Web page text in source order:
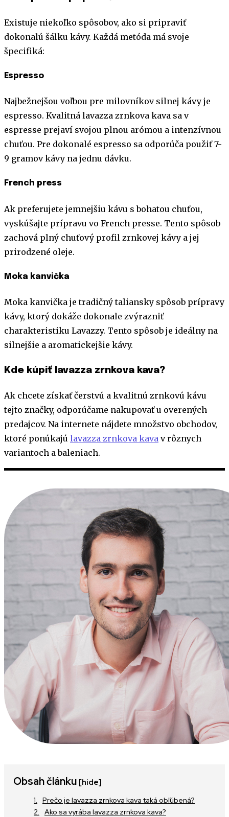
Existuje niekoľko spôsobov, ako si pripraviť
dokonalú šálku kávy. Každá metóda má svoje
špecifiká:
Espresso
Najbežnejšou voľbou pre milovníkov silnej kávy je
espresso. Kvalitná lavazza zrnkova kava sa v
espresse prejaví svojou plnou arómou a intenzívnou
chuťou. Pre dokonalé espresso sa odporúča použiť 7-
9 gramov kávy na jednu dávku.
French press
Ak preferujete jemnejšiu kávu s bohatou chuťou,
vyskúšajte prípravu vo French presse. Tento spôsob
zachová plný chuťový profil zrnkovej kávy a jej
prirodzené oleje.
Moka kanvička
Moka kanvička je tradičný taliansky spôsob prípravy
kávy, ktorý dokáže dokonale zvýrazniť
charakteristiku Lavazzy. Tento spôsob je ideálny na
silnejšie a aromatickejšie kávy.
Kde kúpiť lavazza zrnkova kava?
Ak chcete získať čerstvú a kvalitnú zrnkovú kávu
tejto značky, odporúčame nakupovať u overených
predajcov. Na internete nájdete množstvo obchodov,
ktoré ponúkajú lavazza zrnkova kava v rôznych
variantoch a baleniach.
Obsah článku [hide]
Prečo je lavazza zrnkova kava taká obľúbená?
Ako sa vyrába lavazza zrnkova kava?